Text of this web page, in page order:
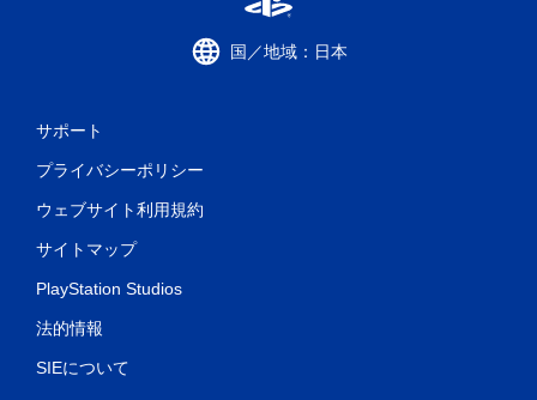
国／地域：日本
サポート
プライバシーポリシー
ウェブサイト利用規約
サイトマップ
PlayStation Studios
法的情報
SIEについて